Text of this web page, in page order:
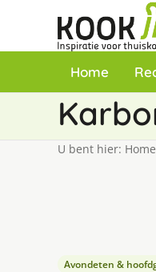
Home
U bent hier: Home
Avondeten &